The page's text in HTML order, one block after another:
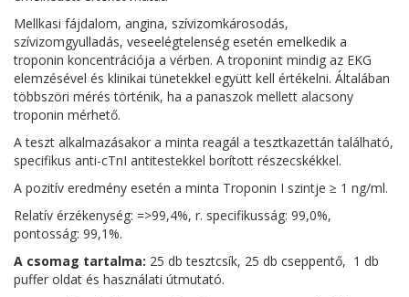
Mellkasi fájdalom, angina, szívizomkárosodás,
szívizomgyulladás, veseelégtelenség esetén emelkedik a
troponin koncentrációja a vérben. A troponint mindig az EKG
elemzésével és klinikai tünetekkel együtt kell értékelni. Általában
többszöri mérés történik, ha a panaszok mellett alacsony
troponin mérhető.
A teszt alkalmazásakor a minta reagál a tesztkazettán található,
specifikus anti-cTnI antitestekkel borított részecskékkel.
A pozitív eredmény esetén a minta Troponin I szintje ≥ 1 ng/ml.
Relatív érzékenység: =>99,4%, r. specifikusság: 99,0%,
pontosság: 99,1%.
A csomag tartalma: 25 db tesztcsík, 25 db cseppentő, 1 db
puffer oldat és használati útmutató.